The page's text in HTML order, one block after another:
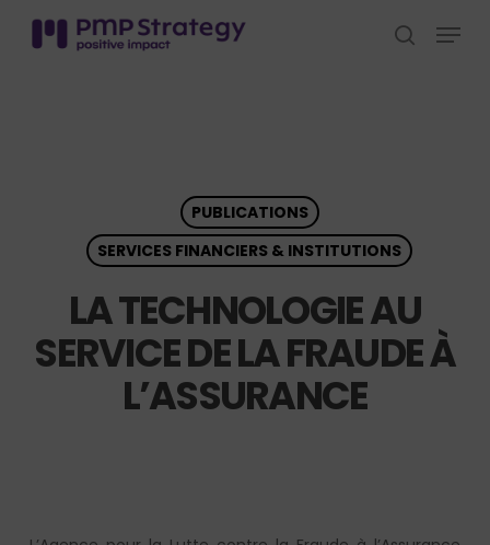
search
Menu
PUBLICATIONS
SERVICES FINANCIERS & INSTITUTIONS
LA TECHNOLOGIE AU
SERVICE DE LA FRAUDE À
L’ASSURANCE